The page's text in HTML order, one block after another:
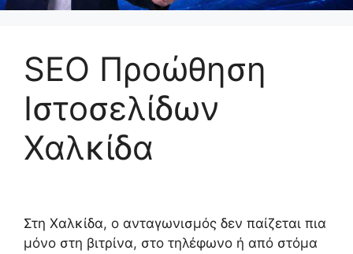
SEO Προώθηση
Ιστοσελίδων
Χαλκίδα
Στη Χαλκίδα, ο ανταγωνισμός δεν παίζεται πια
μόνο στη βιτρίνα, στο τηλέφωνο ή από στόμα